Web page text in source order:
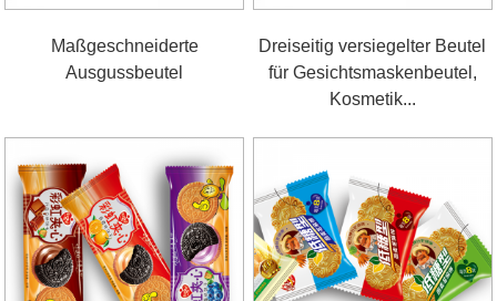
Maßgeschneiderte
Ausgussbeutel
Dreiseitig versiegelter Beutel
für Gesichtsmaskenbeutel,
Kosmetik...